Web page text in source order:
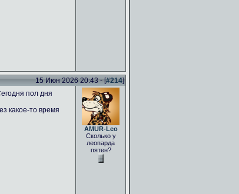
15 Июн 2026 20:43 - [#214]
пол дня
какое-то время
AMUR-Leo
Сколько у
леопарда
пятен?